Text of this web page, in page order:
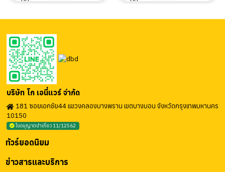
บริษัท โก เอนี่แวร์ จำกัด
181 ซอยเอกชัย44 แขวงคลองบางพราน เขตบางบอน จังหวัดกรุงเทพมหานคร
10150
ใบอนุญาตนำเที่ยว 11/12562
ข่าวสารและบริการ
ทัวร์ยอดนิยม